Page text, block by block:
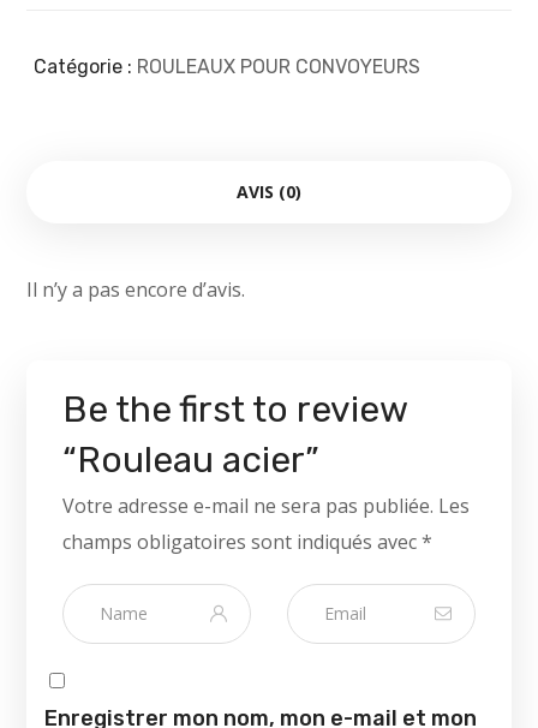
Catégorie : ROULEAUX POUR CONVOYEURS
AVIS (0)
Il n’y a pas encore d’avis.
Be the first to review
“Rouleau acier”
Votre adresse e-mail ne sera pas publiée. Les
champs obligatoires sont indiqués avec*
Enregistrer mon nom, mon e-mail et mon